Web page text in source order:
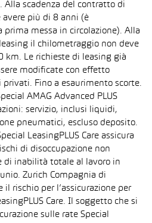
Alla scadenza del contratto di
avere più di 8 anni (è
messa in circolazione). Alla
il chilometraggio non deve
km. Le richieste di leasing già
modificate con effetto
Fino a esaurimento scorte.
AMAG Advanced PLUS
servizio, inclusi liquidi,
pneumatici, escluso deposito.
LeasingPLUS Care assicura
di disoccupazione non
di inabilità totale al lavoro in
Zurich Compagnia di
il rischio per l’assicurazione per
Care. Il soggetto che si
sulle rate Special